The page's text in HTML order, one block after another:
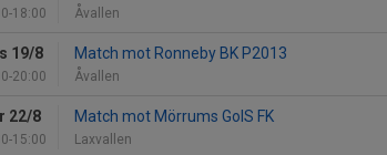
18:00 Åvallen
19/8
20:00
Match mot Ronneby BK P2013
Åvallen
22/8
15:00
Match mot Mörrums GoIS FK
Laxvallen